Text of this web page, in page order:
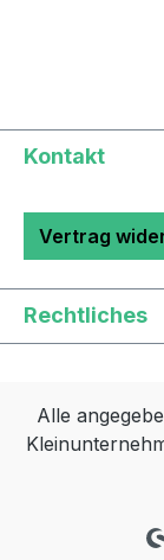
Kontakt
Vertrag
Rechtliches
Alle